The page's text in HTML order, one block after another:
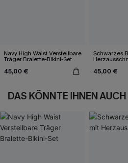
Navy High Waist Verstellbare
Träger Bralette-Bikini-Set
45,00 €
Schwarzes
45,00 €
DAS KÖNNTE IHNEN